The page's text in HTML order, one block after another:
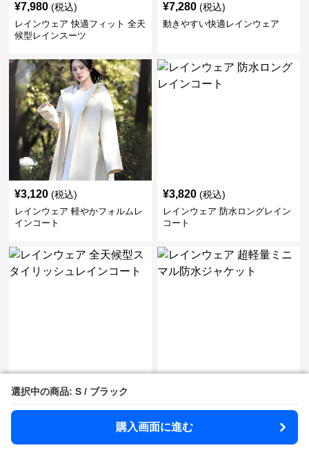
選択中の商品: S / ブラック
購入画面に進む
選択中の商品: S / ブラック
購入画面に進む
¥7,980 (税込)
レインウェア 快適フィット 全天
候型レインスーツ
¥7,280 (税込)
動きやすい快適レインウェア
¥3,120 (税込)
レインウェア 軽やかフォルムレ
インコート
¥3,820 (税込)
レインウェア 防水ロングレイン
コート
レインウェア 全天候型スタイリ
ッシュレインコート
水ジャケット